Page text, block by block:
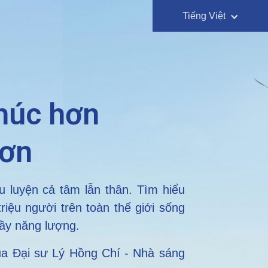
Tiếng Việt
hơn
luyện cả tâm lẫn thân. Tìm hiểu
người trên toàn thế giới sống
năng lượng.
Đại sư Lý Hồng Chí - Nhà sáng